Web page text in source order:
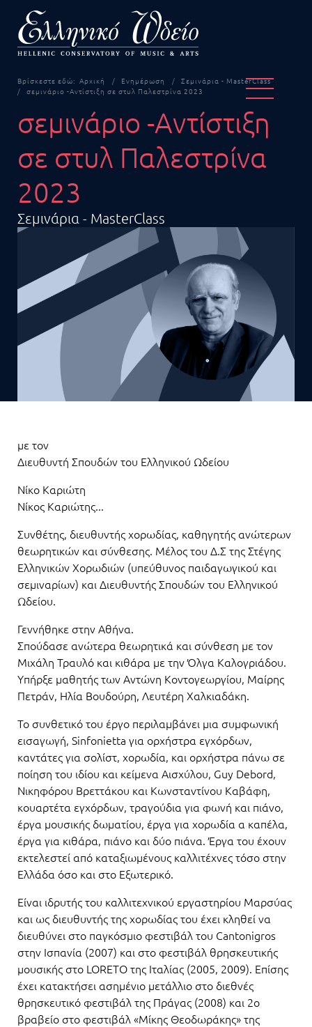
Βρίσκεστε εδώ: Αρχική Ενημέρωση
Σεμινάρια - MasterClass
σεμινάριο -Αντίστιξη σε στυλ Παλεστρίνα 2023
σεμινάριο -Αντίστιξη
σε στυλ Παλεστρίνα
2023
Σεμινάρια - MasterClass
με τον
Διευθυντή Σπουδών του Ελληνικού Ωδείου
Νίκο Καριώτη
Νίκος Καριώτης...
Συνθέτης, διευθυντής χορωδίας, καθηγητής ανώτερων
θεωρητικών και σύνθεσης. Μέλος του Δ.Σ της Στέγης
Ελληνικών Χορωδιών (υπεύθυνος παιδαγωγικού και
σεμιναρίων) και Διευθυντής Σπουδών του Ελληνικού
Ωδείου.
Γεννήθηκε στην Αθήνα.
Σπούδασε ανώτερα θεωρητικά και σύνθεση με τον
Μιχάλη Τραυλό και κιθάρα με την Όλγα Καλογριάδου.
Υπήρξε μαθητής των Αντώνη Κοντογεωργίου, Μαίρης
Πετράν, Ηλία Βουδούρη, Λευτέρη Χαλκιαδάκη.
Το συνθετικό του έργο περιλαμβάνει μια συμφωνική
εισαγωγή, Sinfonietta για ορχήστρα εγχόρδων,
καντάτες για σολίστ, χορωδία, και ορχήστρα πάνω σε
ποίηση του ιδίου και κείμενα Αισχύλου, Guy Debord,
Νικηφόρου Βρεττάκου και Κωνσταντίνου Καβάφη,
κουαρτέτα εγχόρδων, τραγούδια για φωνή και πιάνο,
έργα μουσικής δωματίου, έργα για χορωδία α καπέλα,
έργα για κιθάρα, πιάνο και δύο πιάνα. Έργα του έχουν
εκτελεστεί από καταξιωμένους καλλιτέχνες τόσο στην
Ελλάδα όσο και στο Εξωτερικό.
Είναι ιδρυτής του καλλιτεχνικού εργαστηρίου Μαρσύας
και ως διευθυντής της χορωδίας του έχει κληθεί να
διευθύνει στο παγκόσμιο φεστιβάλ του Cantonigros
στην Ισπανία (2007) και στο φεστιβάλ θρησκευτικής
μουσικής στο LORETO της Ιταλίας (2005, 2009). Επίσης
έχει κατακτήσει ασημένιο μετάλλιο στο διεθνές
θρησκευτικό φεστιβάλ της Πράγας (2008) και 2ο
βραβείο στο φεστιβάλ «Μίκης Θεοδωράκης» της